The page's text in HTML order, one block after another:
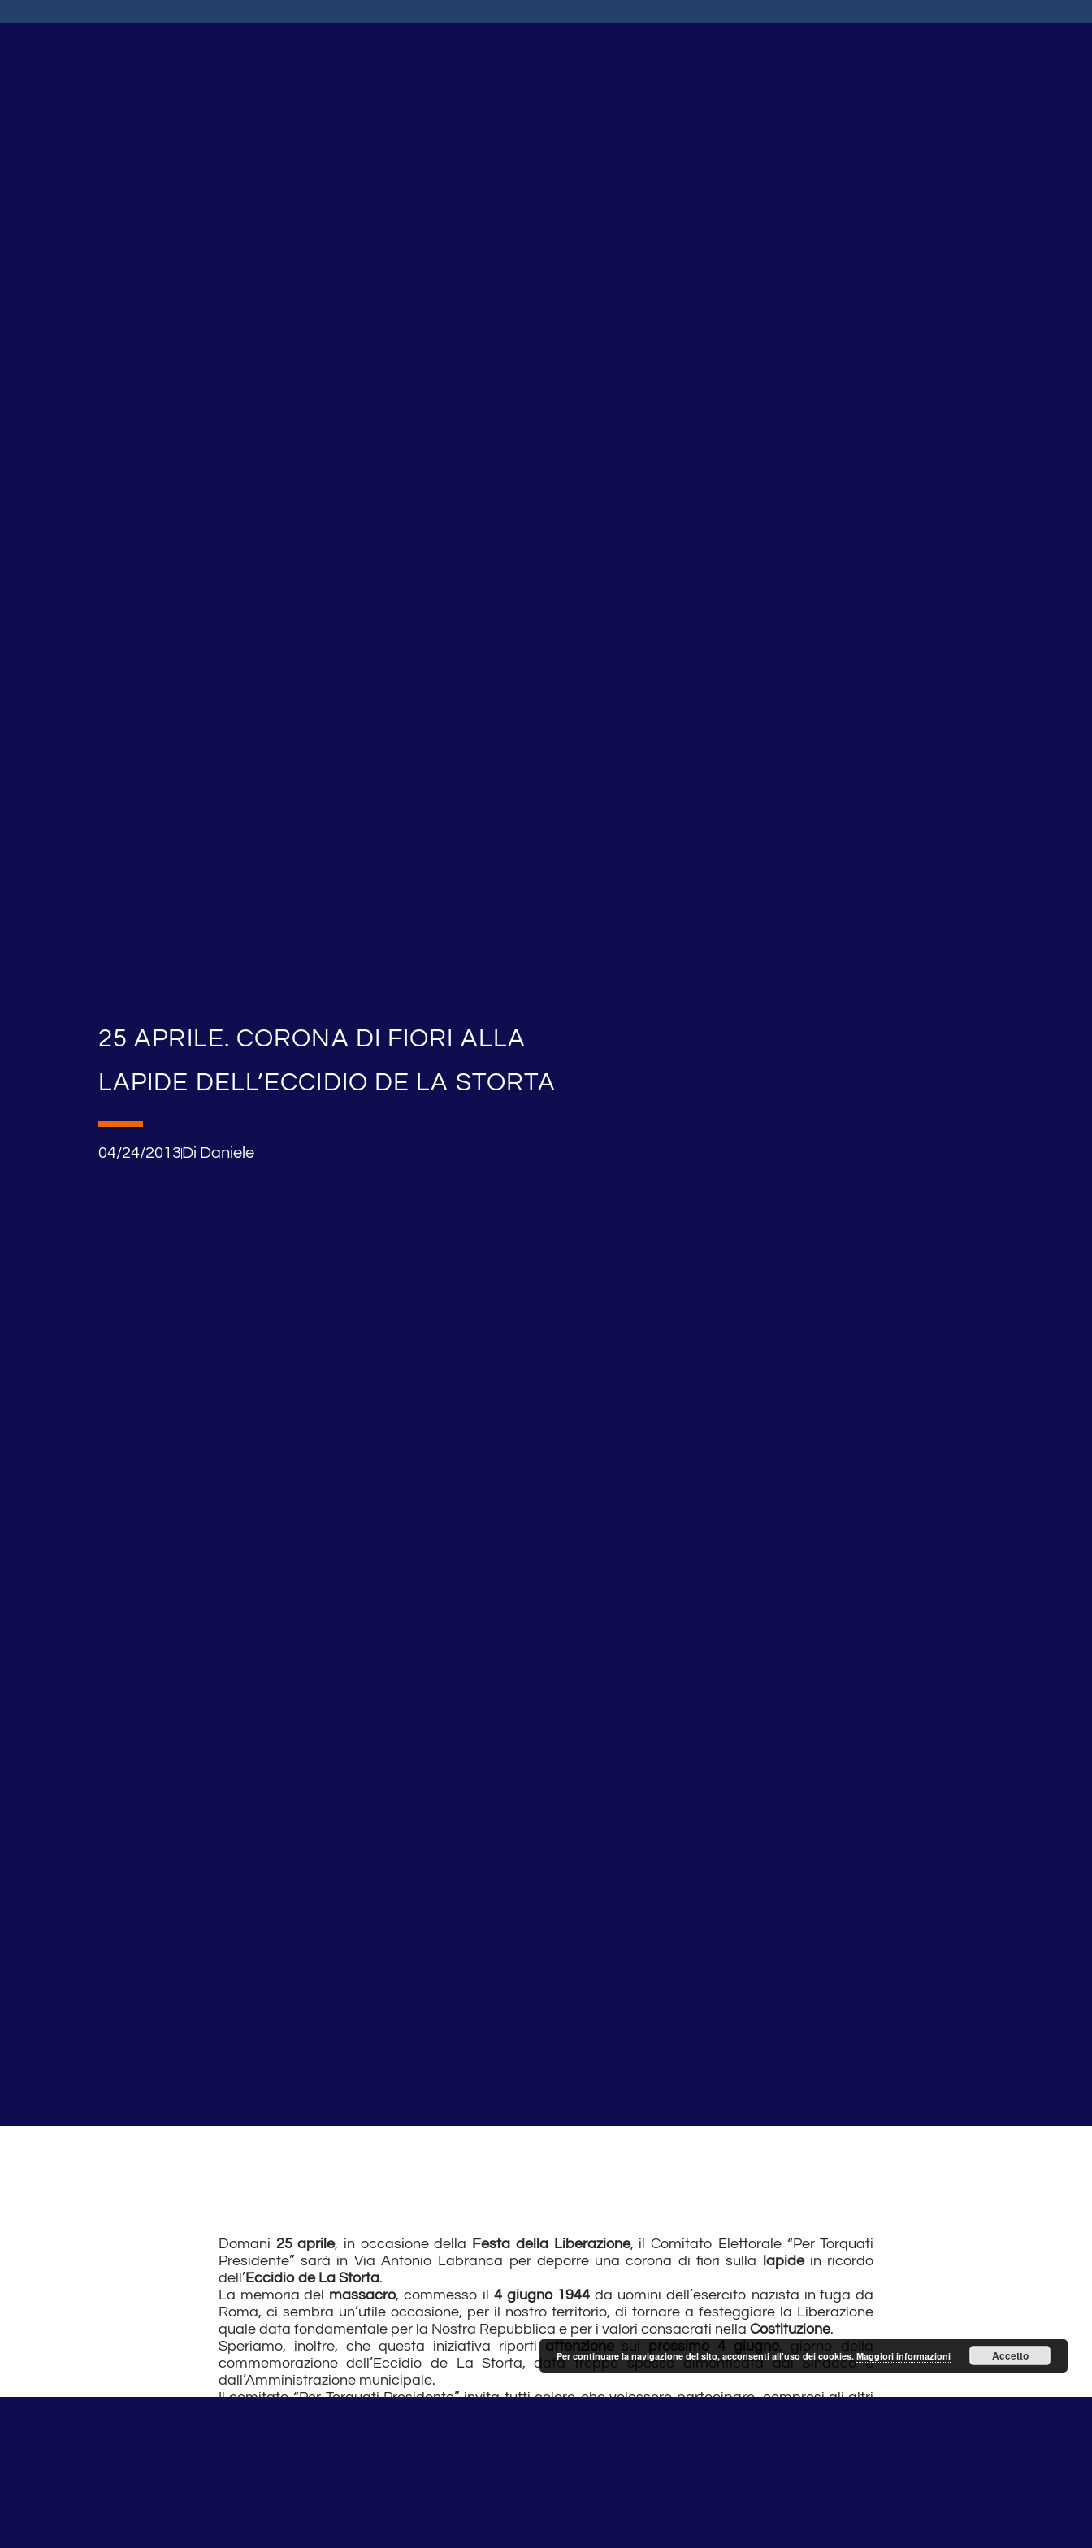
25 APRILE. CORONA DI FIORI ALLA
LAPIDE DELL’ECCIDIO DE LA STORTA
04/24/2013Di Daniele
Domani 25 aprile, in occasione della Festa della Liberazione, il Comitato Elettorale “Per Torquati
Presidente” sarà in Via Antonio Labranca per deporre una corona di fiori sulla lapidein ricordo
dell’Eccidio de La Storta.
La memoria del massacro, commesso il 4 giugno 1944 da uomini dell’esercito nazista in fuga da
Roma, ci sembra un’utile occasione, per il nostro territorio, di tornare a festeggiare la Liberazione
quale data fondamentale per la Nostra Repubblica e per i valori consacrati nella Costituzione.
Speriamo, inoltre, che questa iniziativa riporti attenzionesul prossimo 4 giugno, giorno della
commemorazione dell’Eccidio de La Storta, data troppo spesso dimenticata dal Sindaco e
dall’Amministrazione municipale.
Il comitato “Per Torquati Presidente” invita tutti coloro che volessero partecipare, compresi gli altri
Per continuare la navigazione del sito, acconsenti all'uso dei cookies. Maggiori informazioni Accetto